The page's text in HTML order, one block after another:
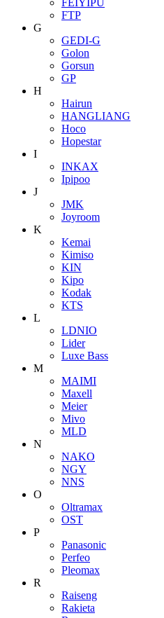
FEIYIPU
FTP
G
GEDI-G
Golon
Gorsun
GP
H
Hairun
HANGLIANG
Hoco
Hopestar
I
INKAX
Ipipoo
J
JMK
Joyroom
K
Kemai
Kimiso
KIN
Kipo
Kodak
KTS
L
LDNIO
Lider
Luxe Bass
M
MAIMI
Maxell
Meier
Mivo
MLD
N
NAKO
NGY
NNS
O
Oltramax
OST
P
Panasonic
Perfeo
Pleomax
R
Raiseng
Rakieta